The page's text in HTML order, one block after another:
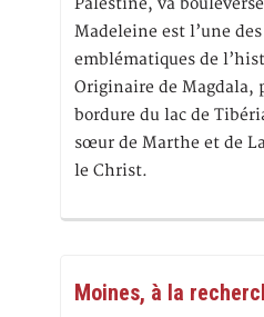
Palestine, va
Madeleine est l’une
emblématiques de
Originaire de Magdala,
bordure du lac de
sœur de Marthe et de
le Christ.
Moines, à la